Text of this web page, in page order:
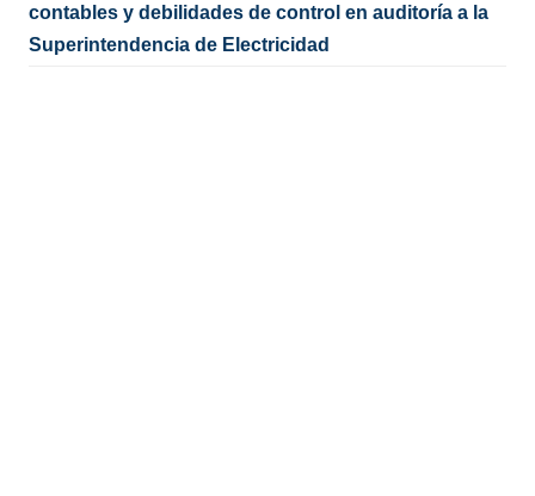
contables y debilidades de control en auditoría a la
Superintendencia de Electricidad